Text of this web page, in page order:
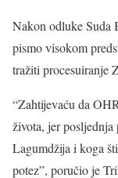
Nakon odluke Suda
pismo visokom
tražiti procesuiranje
“Zahtijevaću da
života, jer
Lagumdžija i koga
potez”, poručio je